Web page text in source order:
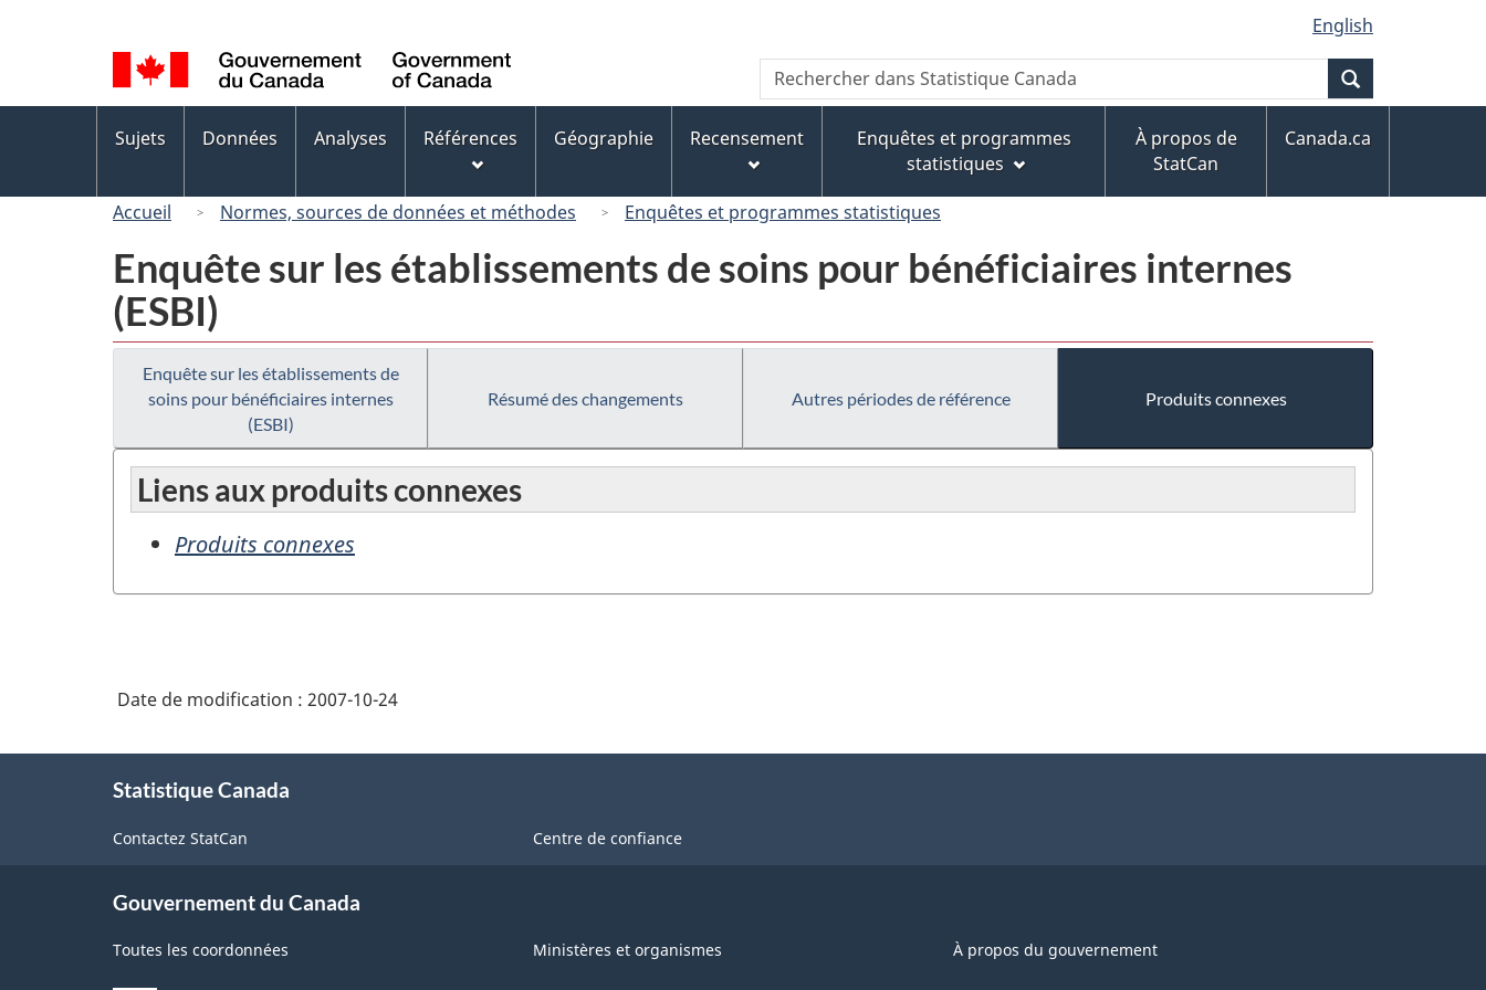
au
contenu
principal
« À
propos
de
ce
version
HTML
simplifiée
de
la
langue
English
Canada
Recherche
Rechercher
dans
Canada
des
Sujets Données Analyses Références Géographie Recensement
Enquêtes et programmes
statistiques
À propos de
StatCan
Canada.ca
Accueil Normes, sources de données et méthodes Enquêtes et programmes statistiques
Enquête sur les établissements de soins pour bénéficiaires internes
(ESBI)
Enquête sur les établissements de
soins pour bénéficiaires internes
(ESBI)
Résumé des changements Autres périodes de référence Produits connexes
Liens aux produits connexes
Produits connexes
Date de modification : 2007-10-24
Statistique Canada
Contactez StatCan Centre de confiance
Gouvernement du Canada
Toutes les coordonnées Ministères et organismes À propos du gouvernement